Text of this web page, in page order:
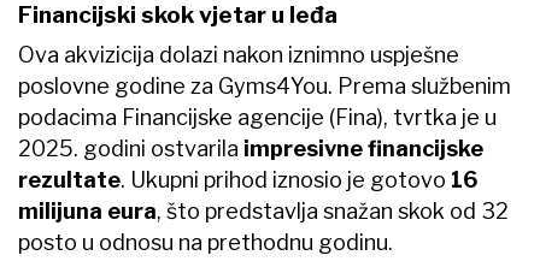
Financijski skok vjetar u leđa
Ova akvizicija dolazi nakon iznimno uspješne
poslovne godine za Gyms4You. Prema službenim
podacima Financijske agencije (Fina), tvrtka je u
2025. godini ostvarila impresivne financijske
rezultate. Ukupni prihod iznosio je gotovo 16
milijuna eura, što predstavlja snažan skok od 32
posto u odnosu na prethodnu godinu.